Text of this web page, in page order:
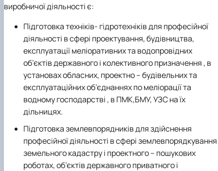
виробничої діяльності є:
Підготовка техніків- гідротехніків для професійної
діяльності в сфері проектування, будівництва,
експлуатації меліоративних та водопровідних
об’єктів державного і колективного призначення , в
установах обласних, проектно – будівельних та
експлуатаційних об’єднаннях по меліорації та
водному господарстві , в ПМК,БМУ, УЗС на їх
дільницях.
Підготовка землевпорядників для здійснення
професійної діяльності в сфері
земельного кадастру і проектного – пошукових
роботах, об’єктів державного приватного і